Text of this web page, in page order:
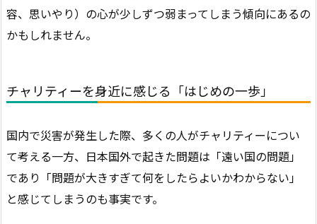
容、思いやり）の心が少しずつ弱まってしまう傾向にあるの
かもしれません。
チャリティーを身近に感じる「はじめの一歩」
国内で災害が発生した際、多くの人がチャリティーについ
て考える一方、日本国外で起きた問題は「遠い国の問題」
であり「問題が大きすぎて何をしたらよいかわからない」
と感じてしまうのも事実です。